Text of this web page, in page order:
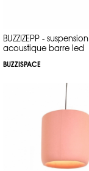
BUZZIZEPP - suspension
acoustique barre led
BUZZISPACE